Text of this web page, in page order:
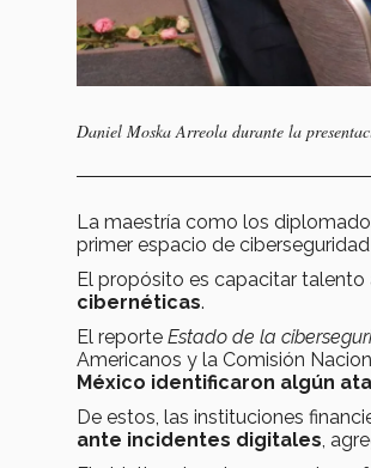
Daniel Moska Arreola durante la
La maestría como los
primer espacio de
El propósito es capacitar
cibernéticas.
El reporte Estado de la
Americanos y la Comisión
México identificaron algún
De estos, las instituciones
ante incidentes digitales,